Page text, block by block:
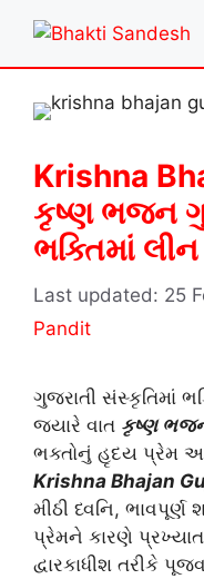
content
Krishna
કૃષ્ણ ભજન
ભક્તિમાં લીન
25
Pandit
ગુજરાતી સંસ્કૃતિમાં
જ્યારે વાત કૃષ્ણ
ભક્તોનું હૃદય પ્રેમ
Krishna Bhajan
મીઠી ધ્વનિ,
પ્રેમને કારણે
દ્વારકાધીશ તરીકે